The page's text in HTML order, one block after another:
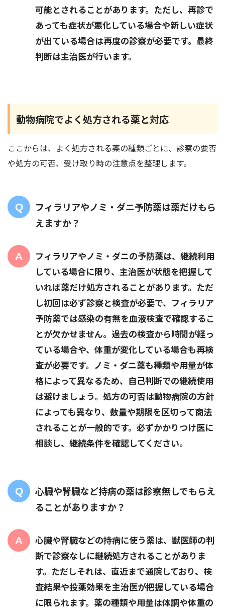
可能とされることがあります。ただし、再診で
あっても症状が悪化している場合や新しい症状
が出ている場合は再度の診察が必要です。最終
判断は主治医が行います。
動物病院でよく処方される薬と対応
ここからは、よく処方される薬の種類ごとに、診察の要否
や処方の可否、受け取り時の注意点を整理します。
フィラリアやノミ・ダニ予防薬は薬だけもら
えますか？
フィラリアやノミ・ダニの予防薬は、継続利用
している場合に限り、主治医が状態を把握して
いれば薬だけ処方されることがあります。ただ
し初回は必ず診察と検査が必要で、フィラリア
予防薬では感染の有無を血液検査で確認するこ
とが欠かせません。過去の検査から時間が経っ
ている場合や、体重が変化している場合も再検
査が必要です。ノミ・ダニ薬も種類や用量が体
格によって異なるため、自己判断での継続使用
は避けましょう。処方の可否は動物病院の方針
によっても異なり、数量や期限を区切って商法
されることが一般的です。必ずかかりつけ医に
相談し、継続条件を確認してください。
心臓や腎臓など持病の薬は診察無しでもらえ
ることがありますか？
心臓や腎臓などの持病に使う薬は、獣医師の判
断で診察なしに継続処方されることがありま
す。ただしそれは、直近まで通院しており、検
査結果や投薬効果を主治医が把握している場合
に限られます。薬の種類や用量は体調や体重の